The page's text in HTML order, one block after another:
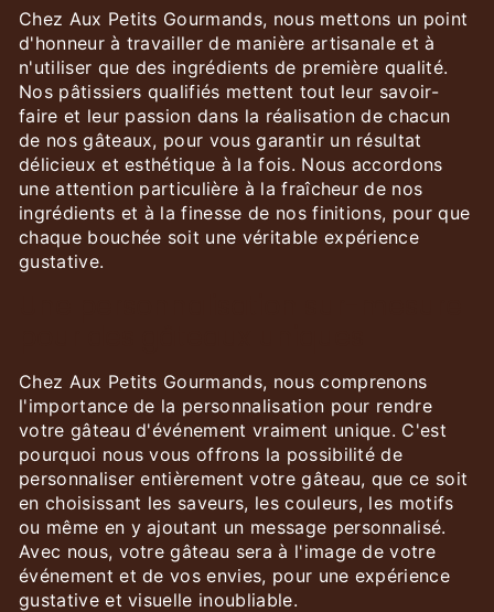
Chez Aux Petits Gourmands, nous mettons un point
d'honneur à travailler de manière artisanale et à
n'utiliser que des ingrédients de première qualité.
Nos pâtissiers qualifiés mettent tout leur savoir-
faire et leur passion dans la réalisation de chacun
de nos gâteaux, pour vous garantir un résultat
délicieux et esthétique à la fois. Nous accordons
une attention particulière à la fraîcheur de nos
ingrédients et à la finesse de nos finitions, pour que
chaque bouchée soit une véritable expérience
gustative.
Chez Aux Petits Gourmands, nous comprenons
l'importance de la personnalisation pour rendre
votre gâteau d'événement vraiment unique. C'est
pourquoi nous vous offrons la possibilité de
personnaliser entièrement votre gâteau, que ce soit
en choisissant les saveurs, les couleurs, les motifs
ou même en y ajoutant un message personnalisé.
Avec nous, votre gâteau sera à l'image de votre
événement et de vos envies, pour une expérience
gustative et visuelle inoubliable.